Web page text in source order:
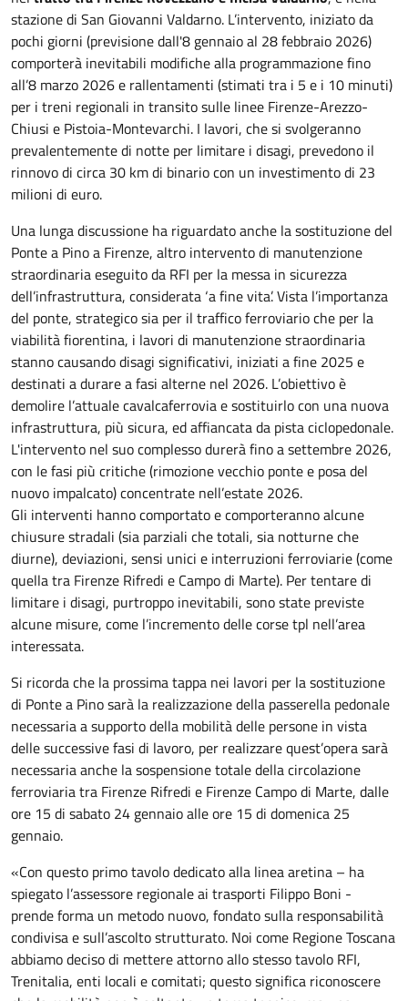
stazione di San Giovanni Valdarno. L’intervento, iniziato da
pochi giorni (previsione dall'8 gennaio al 28 febbraio 2026)
comporterà inevitabili modifiche alla programmazione fino
all’8 marzo 2026 e rallentamenti (stimati tra i 5 e i 10 minuti)
per i treni regionali in transito sulle linee Firenze-Arezzo-
Chiusi e Pistoia-Montevarchi. I lavori, che si svolgeranno
prevalentemente di notte per limitare i disagi, prevedono il
rinnovo di circa 30 km di binario con un investimento di 23
milioni di euro.
Una lunga discussione ha riguardato anche la sostituzione del
Ponte a Pino a Firenze, altro intervento di manutenzione
straordinaria eseguito da RFI per la messa in sicurezza
dell’infrastruttura, considerata ‘a fine vita’. Vista l’importanza
del ponte, strategico sia per il traffico ferroviario che per la
viabilità fiorentina, i lavori di manutenzione straordinaria
stanno causando disagi significativi, iniziati a fine 2025 e
destinati a durare a fasi alterne nel 2026. L’obiettivo è
demolire l’attuale cavalcaferrovia e sostituirlo con una nuova
infrastruttura, più sicura, ed affiancata da pista ciclopedonale.
L'intervento nel suo complesso durerà fino a settembre 2026,
con le fasi più critiche (rimozione vecchio ponte e posa del
nuovo impalcato) concentrate nell’estate 2026.
Gli interventi hanno comportato e comporteranno alcune
chiusure stradali (sia parziali che totali, sia notturne che
diurne), deviazioni, sensi unici e interruzioni ferroviarie (come
quella tra Firenze Rifredi e Campo di Marte). Per tentare di
limitare i disagi, purtroppo inevitabili, sono state previste
alcune misure, come l’incremento delle corse tpl nell’area
interessata.
Si ricorda che la prossima tappa nei lavori per la sostituzione
di Ponte a Pino sarà la realizzazione della passerella pedonale
necessaria a supporto della mobilità delle persone in vista
delle successive fasi di lavoro, per realizzare quest’opera sarà
necessaria anche la sospensione totale della circolazione
ferroviaria tra Firenze Rifredi e Firenze Campo di Marte, dalle
ore 15 di sabato 24 gennaio alle ore 15 di domenica 25
gennaio.
«Con questo primo tavolo dedicato alla linea aretina – ha
spiegato l’assessore regionale ai trasporti Filippo Boni -
prende forma un metodo nuovo, fondato sulla responsabilità
condivisa e sull’ascolto strutturato. Noi come Regione Toscana
abbiamo deciso di mettere attorno allo stesso tavolo RFI,
Trenitalia, enti locali e comitati; questo significa riconoscere